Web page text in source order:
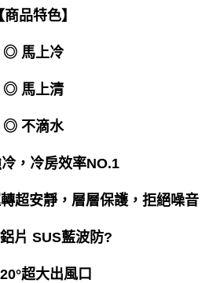
商品特色】
◎ 馬上冷
◎ 馬上清
◎ 不滴水
，冷房效率NO.1
超安靜，層層保護，拒絕噪音
片 SUS藍波防?
超大出風口